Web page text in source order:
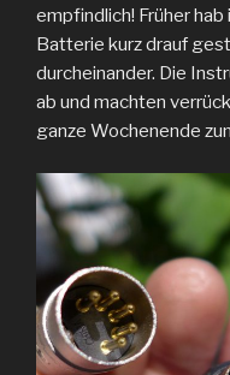
empfindlich! Früher
Batterie kurz drauf
durcheinander. Die
ab und machten
ganze Wochenende